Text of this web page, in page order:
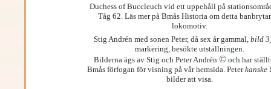
Duchess of Buccleuch vid ett uppehåll på
Tåg 62. Läs mer på Bmås Historia om detta
lokomotiv.
Stig Andrén med sonen Peter, då sex år gammal, bild
markering, besökte utställningen.
Bilderna ägs av Stig och Peter Andrén © och har
Bmås förfogan för visning på vår hemsida. Peterkanske
bilder att visa.